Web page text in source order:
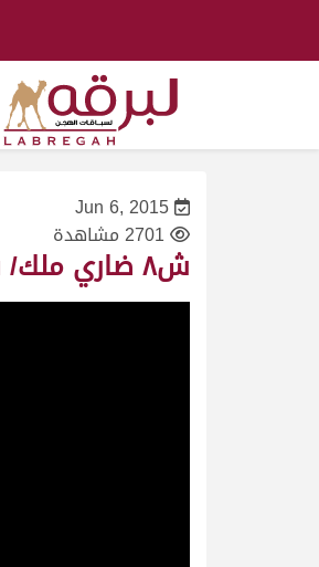
Jun 6, 2015
2701 مشاهدة
ش٨ ضاري ملك/ سعيد محمد زايد الخيارين – السباق المحلي الثاني ١٦/١٠/٢٠١٠-زمول-التوقيت ١٠:١٠:١٤